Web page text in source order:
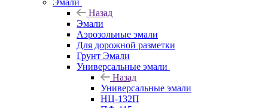
Эмали
Назад
Эмали
Аэрозольные эмали
Для дорожной разметки
Грунт Эмали
Универсальные эмали
Назад
Универсальные эмали
НЦ-132П